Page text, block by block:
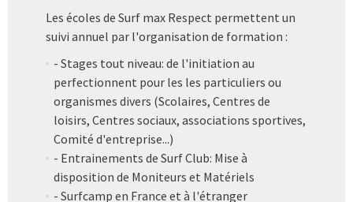
Les écoles de Surf max Respect permettent un
suivi annuel par l'organisation de formation :
- Stages tout niveau: de l'initiation au
perfectionnent pour les les particuliers ou
organismes divers (Scolaires, Centres de
loisirs, Centres sociaux, associations sportives,
Comité d'entreprise...)
- Entrainements de Surf Club: Mise à
disposition de Moniteurs et Matériels
- Surfcamp en France et à l'étranger